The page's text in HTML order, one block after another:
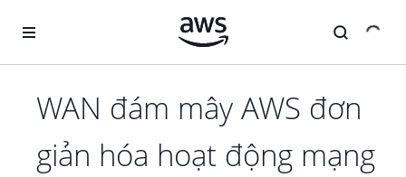
WAN đám mây AWS đơn
giản hóa hoạt động mạng